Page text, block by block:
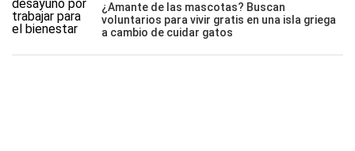
¿Amante de las mascotas? Buscan
voluntarios para vivir gratis en una isla griega
a cambio de cuidar gatos